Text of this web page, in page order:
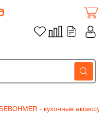
- кухонные